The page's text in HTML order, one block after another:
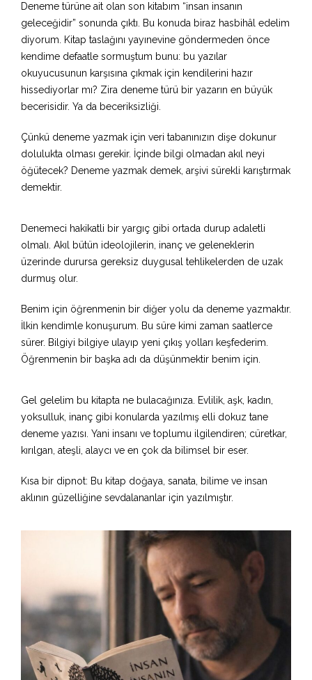
Deneme türüne ait olan son kitabım “insan insanın
geleceğidir” sonunda çıktı. Bu konuda biraz hasbihâl edelim
diyorum. Kitap taslağını yayınevine göndermeden önce
kendime defaatle sormuştum bunu: bu yazılar
okuyucusunun karşısına çıkmak için kendilerini hazır
hissediyorlar mı? Zira deneme türü bir yazarın en büyük
becerisidir. Ya da beceriksizliği.
Çünkü deneme yazmak için veri tabanınızın dişe dokunur
dolulukta olması gerekir. İçinde bilgi olmadan akıl neyi
öğütecek? Deneme yazmak demek, arşivi sürekli karıştırmak
demektir.
Denemeci hakikatli bir yargıç gibi ortada durup adaletli
olmalı. Akıl bütün ideolojilerin, inanç ve geleneklerin
üzerinde durursa gereksiz duygusal tehlikelerden de uzak
durmuş olur.
Benim için öğrenmenin bir diğer yolu da deneme yazmaktır.
İlkin kendimle konuşurum. Bu süre kimi zaman saatlerce
sürer. Bilgiyi bilgiye ulayıp yeni çıkış yolları keşfederim.
Öğrenmenin bir başka adı da düşünmektir benim için.
Gel gelelim bu kitapta ne bulacağınıza. Evlilik, aşk, kadın,
yoksulluk, inanç gibi konularda yazılmış elli dokuz tane
deneme yazısı. Yani insanı ve toplumu ilgilendiren; cüretkar,
kırılgan, ateşli, alaycı ve en çok da bilimsel bir eser.
Kısa bir dipnot: Bu kitap doğaya, sanata, bilime ve insan
aklının güzelliğine sevdalananlar için yazılmıştır.